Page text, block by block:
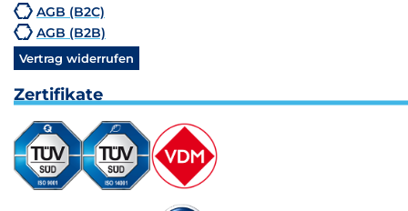
AGB (B2C)
AGB (B2B)
Vertrag widerrufen
Zertifikate